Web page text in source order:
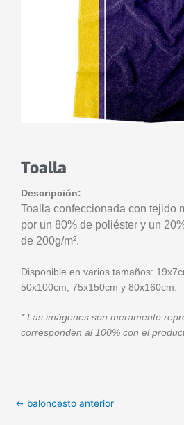
Toalla
Descripción:
Toalla confeccionada con tejido
por un 80% de poliéster y un
de 200g/m².
Disponible en varios tamaños:
50x100cm, 75x150cm y 80x160cm.
* Las imágenes son meramente
corresponden al 100% con el
← baloncesto anterior